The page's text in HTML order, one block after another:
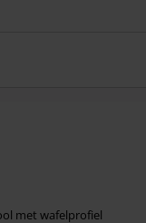
Boeken, media,
een inbegrepen
met wafelprofiel